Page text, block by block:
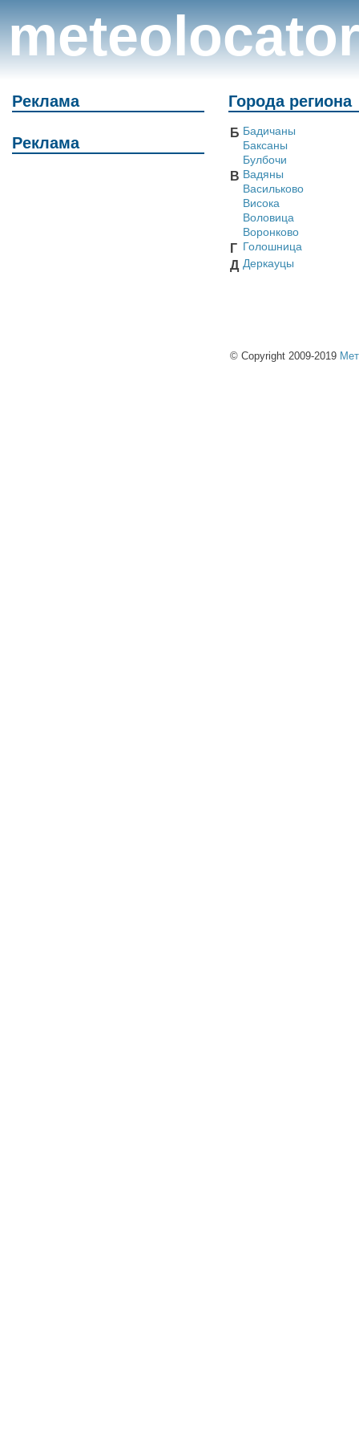
meteolocator
Реклама
Реклама
Города региона
Б Бадичаны
Баксаны
Булбочи
В Вадяны
Васильково
Висока
Воловица
Воронково
Г Голошница
Д Деркауцы
© Copyright 2009-2019